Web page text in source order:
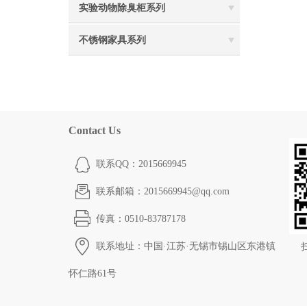
实验动物除臭柜系列
不锈钢家具系列
Contact Us
联系QQ：2015669945
联系邮箱：2015669945@qq.com
传真：0510-83787178
联系地址：中国·江苏·无锡市锡山区东港镇
怀仁路61号